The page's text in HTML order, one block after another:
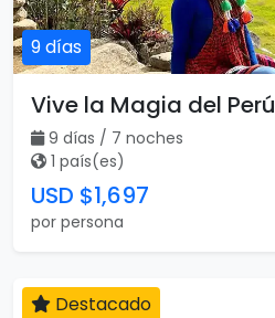
9 días
Vive la Magia del Perú
9 días / 7 noches
1 país(es)
USD $1,697
por persona
Destacado